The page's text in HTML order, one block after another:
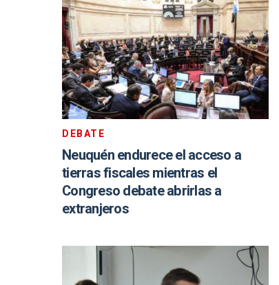
DEBATE
Neuquén endurece el acceso a
tierras fiscales mientras el
Congreso debate abrirlas a
extranjeros